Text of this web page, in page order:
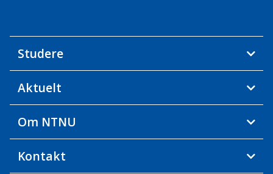
Studere
Aktuelt
Om NTNU
Kontakt